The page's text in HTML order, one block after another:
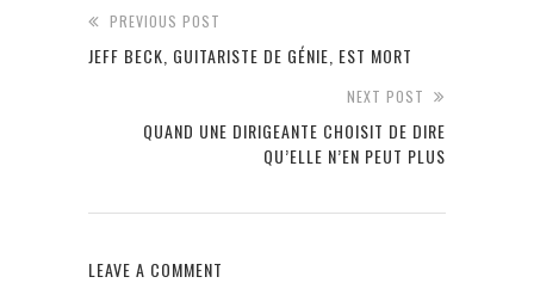
PREVIOUS POST
JEFF BECK, GUITARISTE DE GÉNIE, EST MORT
NEXT POST
QUAND UNE DIRIGEANTE CHOISIT DE DIRE
QU’ELLE N’EN PEUT PLUS
LEAVE A COMMENT